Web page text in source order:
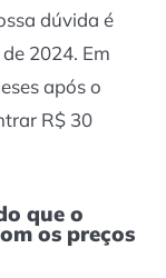
dúvida é
2024. Em
após o
R$ 30
que o
os preços